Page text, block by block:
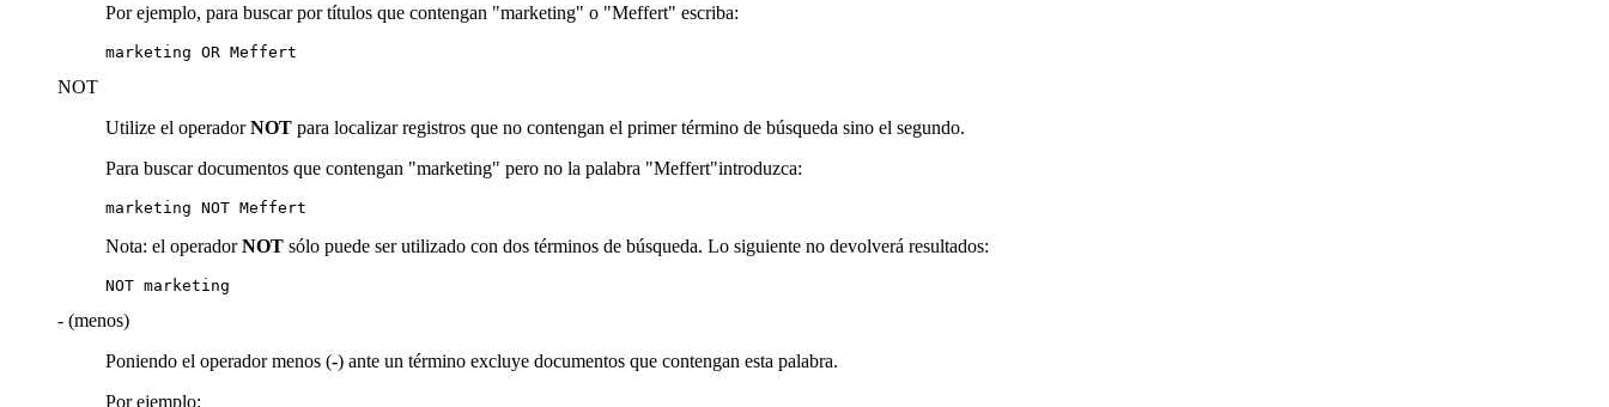
Por ejemplo, para buscar por títulos que contengan "marketing" o "Meffert" escriba:
marketing OR Meffert
NOT
Utilize el operadorNOT para localizar registros que no contengan el primer término de búsqueda sino el segundo.
Para buscar documentos que contengan "marketing" pero no la palabra "Meffert"introduzca:
marketing NOT Meffert
Nota: el operadorNOT sólo puede ser utilizado con dos términos de búsqueda. Lo siguiente no devolverá resultados:
NOT marketing
- (menos)
Poniendo el operador menos (-) ante un término excluye documentos que contengan esta palabra.
Por ejemplo: